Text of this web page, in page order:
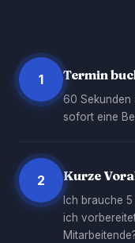
1 Termin
60 Sekunden
sofort eine
2 Kurze
Ich brauche
ich